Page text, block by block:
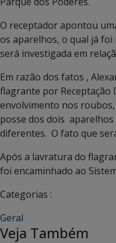
O receptador apontou
os aparelhos, o qual já foi
será investigada em
Em razão dos fatos ,
flagrante por Receptação
envolvimento nos
posse dos dois
diferentes. O fato que
Após a lavratura do
foi encaminhado ao
Categorias :
Geral
Veja Também